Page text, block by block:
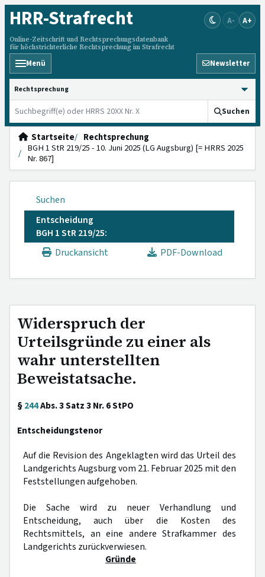
HRR-Strafrecht
Online-Zeitschrift und Rechtsprechungsdatenbank
für höchstrichterliche Rechtsprechung im Strafrecht
A- A+
Menü Newsletter
HRRS durchsuchen
Suchen
Startseite
Rechtsprechung
BGH 1 StR 219/25 - 10. Juni 2025 (LG Augsburg) [= HRRS 2025
Nr. 867]
Suchen
Entscheidung
BGH 1 StR 219/25:
Druckansicht
PDF-Download
Widerspruch der
Urteilsgründe zu einer als
wahr unterstellten
Beweistatsache.
§244Abs. 3 Satz 3 Nr. 6 StPO
Entscheidungstenor
Auf die Revision des Angeklagten wird das Urteil des
Landgerichts Augsburg vom 21. Februar 2025 mit den
Feststellungen aufgehoben.
Die Sache wird zu neuer Verhandlung und
Entscheidung, auch über die Kosten des
Rechtsmittels, an eine andere Strafkammer des
Landgerichts zurückverwiesen.
Gründe